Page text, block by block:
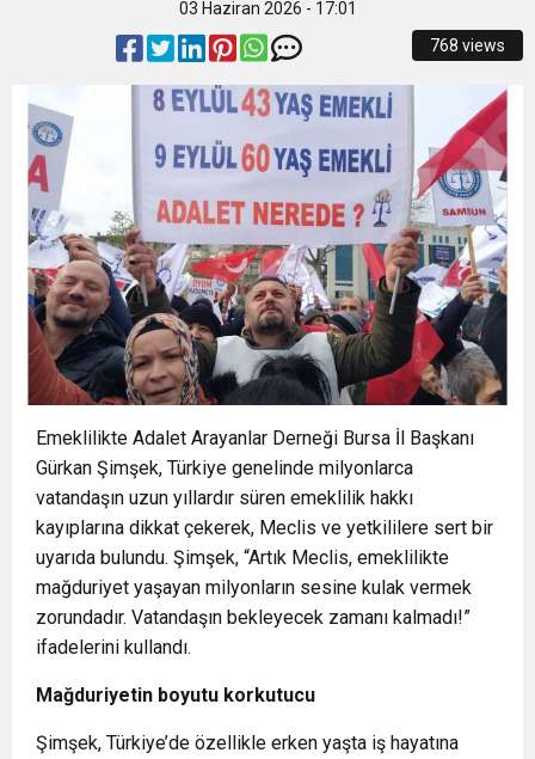
İzmir İtfaiyesi’ne 13,5 milyon Euro’luk teknoloji
15:40 İzmir Yurttaş Meclisi 15 ilçeye ulaştı
15:37 Onat Tüneli İzmir trafiğine nefes aldıracak
15:34 Nilüfer’e 7 yeni park kazandırılıyor
18:51 Osmangazi’de Geleceğin Yüzücüleri
Sertifikalarını Aldı
03 Haziran 2026 - 17:01
768 views
Emeklilikte Adalet Arayanlar Derneği Bursa İl Başkanı
Gürkan Şimşek, Türkiye genelinde milyonlarca
vatandaşın uzun yıllardır süren emeklilik hakkı
kayıplarına dikkat çekerek, Meclis ve yetkililere sert bir
uyarıda bulundu. Şimşek, “Artık Meclis, emeklilikte
mağduriyet yaşayan milyonların sesine kulak vermek
zorundadır. Vatandaşın bekleyecek zamanı kalmadı!”
ifadelerini kullandı.
Mağduriyetin boyutu korkutucu
Şimşek, Türkiye’de özellikle erken yaşta iş hayatına